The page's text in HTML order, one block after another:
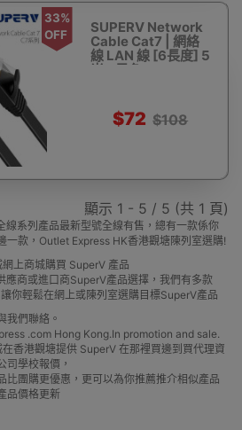
33%
OFF
SUPERV Network
Cable Cat7 | 網絡
線 LAN 線 [6長度] 5
米 - 黑色
$72 $108
顯示 1 - 5 / 5 (共 1 頁)
線系列產品最新型號全線有售，總有一款係你
一款，Outlet Express HK香港觀塘陳列室選購!
上商城購買 SuperV 產品
應商或進口商SuperV產品選擇，我們有多款
你輕鬆在網上或陳列室選購目標SuperV產品
我們聯絡。
.com Hong Kong.In promotion and sale.
香港觀塘提供 SuperV 在那裡買邊到買代理資
司學校報價，
比團購更優惠，更可以為你推薦推介相似產品
品價格更新